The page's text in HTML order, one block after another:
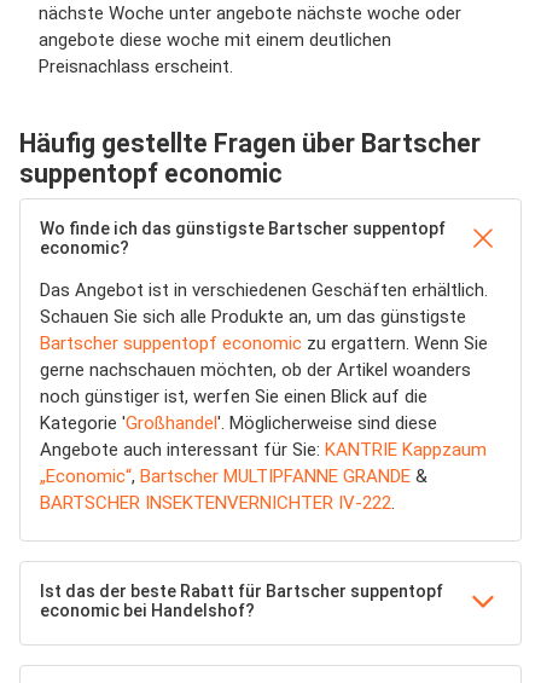
nächste Woche unter angebote nächste woche oder
angebote diese woche mit einem deutlichen
Preisnachlass erscheint.
Häufig gestellte Fragen über Bartscher
suppentopf economic
Wo finde ich das günstigste Bartscher suppentopf
economic?
Das Angebot ist in verschiedenen Geschäften erhältlich.
Schauen Sie sich alle Produkte an, um das günstigste
Bartscher suppentopf economic zu ergattern. Wenn Sie
gerne nachschauen möchten, ob der Artikel woanders
noch günstiger ist, werfen Sie einen Blick auf die
Kategorie 'Großhandel'. Möglicherweise sind diese
Angebote auch interessant für Sie: KANTRIE Kappzaum
„Economic“, Bartscher MULTIPFANNE GRANDE &
BARTSCHER INSEKTENVERNICHTER IV-222
Ist das der beste Rabatt für Bartscher suppentopf
economic bei Handelshof?